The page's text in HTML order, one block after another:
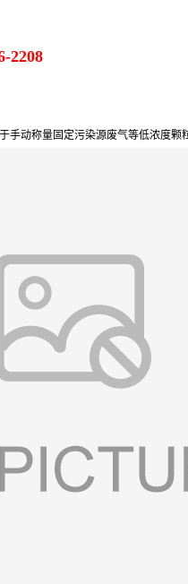
2208
手动称量固定污染源废气等低浓度颗